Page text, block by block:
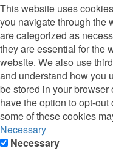
This website uses
you navigate through the
are categorized as
they are essential for the
website. We also use
and understand how you
be stored in your
have the option to opt-
some of these cookies
Necessary
Necessary